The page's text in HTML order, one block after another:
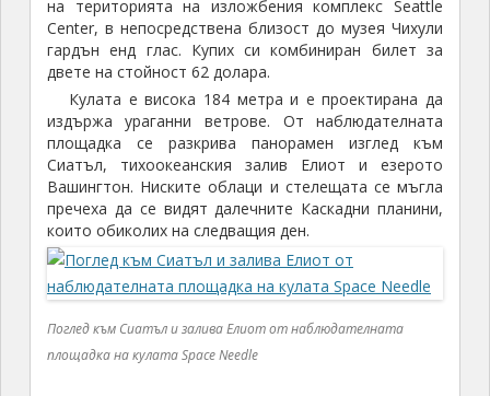
на територията на изложбения комплекс Seattle
Center, в непосредствена близост до музея Чихули
гардън енд глас. Купих си комбиниран билет за
двете на стойност 62 долара.
Кулата е висока 184 метра и е проектирана да
издържа ураганни ветрове. От наблюдателната
площадка се разкрива панорамен изглед към
Сиатъл, тихоокеанския залив Елиот и езерото
Вашингтон. Ниските облаци и стелещата се мъгла
пречеха да се видят далечните Каскадни планини,
които обиколих на следващия ден.
Поглед към Сиатъл и залива Елиот от наблюдателната
площадка на кулата Space Needle